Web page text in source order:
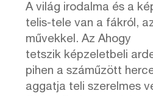
A világ irodalma és a
telis-tele van a fákról,
művekkel. Az Ahogy
tetszik képzeletbeli
pihen a száműzött
aggatja teli szerelmes